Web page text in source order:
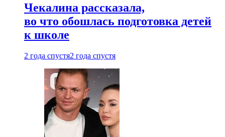
Чекалина рассказала,
во что обошлась подготовка детей
к школе
2 года спустя2 года спустя